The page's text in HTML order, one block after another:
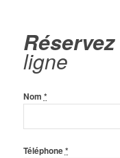
ligne
Nom *
Téléphone*